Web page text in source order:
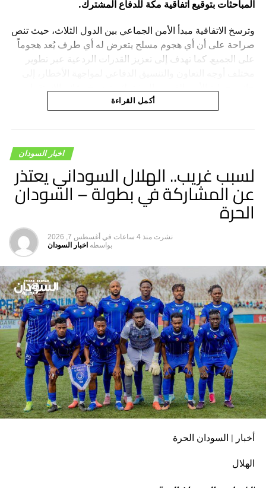
المباحثات بتوقيع اتفاقية مكة للدفاع المشترك.
وترسخ الاتفاقية مبدأ الأمن الجماعي بين الدول الثلاث، حيث تنص
صراحة على أن أي هجوم مسلح يتعرض له أي طرف يُعد هجوماً
على الجميع. كما تهدف إلى تعزيز القدرات الردعية عبر تطوير
والسلام في المنطقة والعالم.أكمل القراءة
اخبار السودان
لسبب غريب.. الهلال السوداني يعتذر
عن المشاركة في بطولة – السودان
الحرة
نشرت منذ 4 ساعات في أغسطس 7, 2026
بواسطه اخبار السودان
أخبار | السودان الحرة
الهلال